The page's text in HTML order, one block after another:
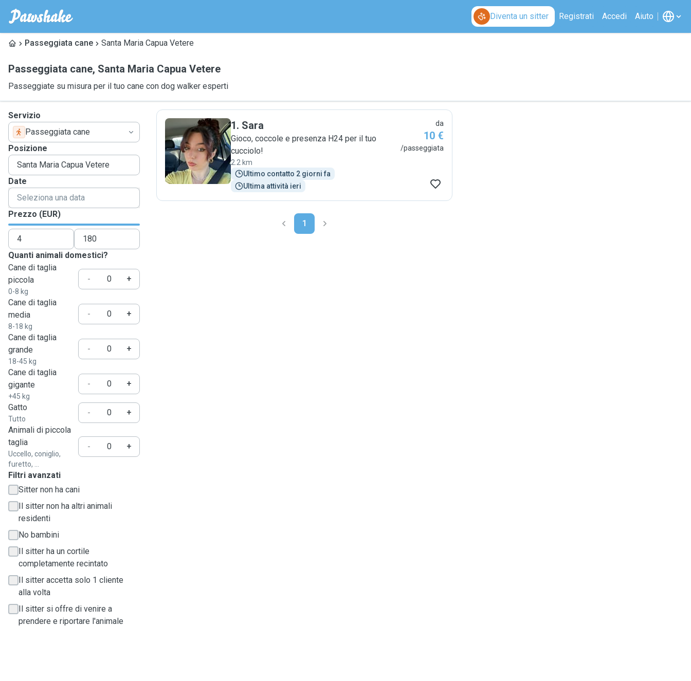
Diventa un sitter Registrati Accedi Aiuto
Passeggiata cane Santa Maria Capua Vetere
Passeggiata cane, Santa Maria Capua Vetere
Passeggiate su misura per il tuo cane con dog walker esperti
Servizio
Passeggiata cane
Posizione
Date
Prezzo (EUR)
Quanti animali domestici?
Cane di taglia
piccola
0-8 kg
- +
Cane di taglia
media
8-18 kg
- +
Cane di taglia
grande
18-45 kg
- +
Cane di taglia
gigante
+45 kg
- +
Gatto
Tutto
-
+
Animali di piccola
taglia
Uccello, coniglio,
furetto, ...
- +
Filtri avanzati
Sitter non ha cani
Il sitter non ha altri animali
residenti
No bambini
Il sitter ha un cortile
completamente recintato
Il sitter accetta solo 1 cliente
alla volta
Il sitter si offre di venire a
prendere e riportare l'animale
S
1. Sara
Gioco, coccole e presenza H24 per il tuo
cucciolo!
2.2 km
Ultimo contatto 2 giorni fa
Ultima attività ieri
da
10 €
/passeggiata
1